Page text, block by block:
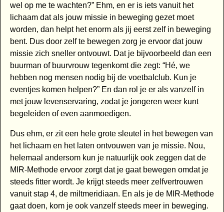
wel op me te wachten?” Ehm, en er is iets vanuit het
lichaam dat als jouw missie in beweging gezet moet
worden, dan helpt het enorm als jij eerst zelf in beweging
bent. Dus door zelf te bewegen zorg je ervoor dat jouw
missie zich sneller ontvouwt. Dat je bijvoorbeeld dan een
buurman of buurvrouw tegenkomt die zegt: “Hé, we
hebben nog mensen nodig bij de voetbalclub. Kun je
eventjes komen helpen?” En dan rol je er als vanzelf in
met jouw levenservaring, zodat je jongeren weer kunt
begeleiden of even aanmoedigen.
Dus ehm, er zit een hele grote sleutel in het bewegen van
het lichaam en het laten ontvouwen van je missie. Nou,
helemaal andersom kun je natuurlijk ook zeggen dat de
MIR-Methode ervoor zorgt dat je gaat bewegen omdat je
steeds fitter wordt. Je krijgt steeds meer zelfvertrouwen
vanuit stap 4, de miltmeridiaan. En als je de MIR-Methode
gaat doen, kom je ook vanzelf steeds meer in beweging.